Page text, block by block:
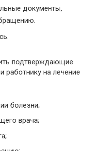
документы,
подтверждающие
на лечение
болезни;
врача;